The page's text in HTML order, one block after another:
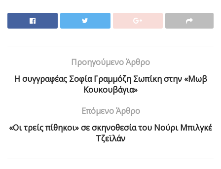
Προηγούμενο Άρθρο
Η συγγραφέας Σοφία Γραμμόζη Σωπίκη στην «Μωβ
Κουκουβάγια»
Επόμενο Άρθρο
«Οι τρείς πίθηκοι» σε σκηνοθεσία του Νούρι Μπιλγκέ
Τζεϊλάν